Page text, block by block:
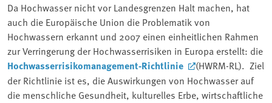
Da Hochwasser nicht vor Landesgrenzen Halt machen, hat
auch die Europäische Union die Problematik von
Hochwassern erkannt und 2007 einen einheitlichen Rahmen
zur Verringerung der Hochwasserrisiken in Europa erstellt: die
Hochwasserrisikomanagement-Richtlinie
(HWRM-RL). Ziel
der Richtlinie ist es, die Auswirkungen von Hochwasser auf
die menschliche Gesundheit, kulturelles Erbe, wirtschaftliche